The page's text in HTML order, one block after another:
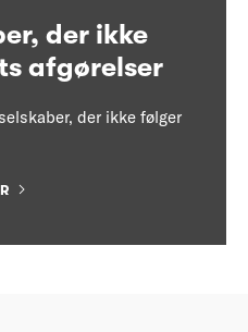
der ikke
afgørelser
der ikke følger